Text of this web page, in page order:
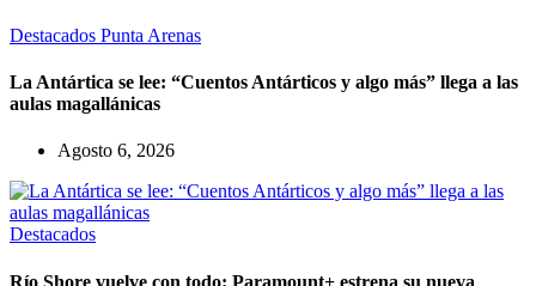
Destacados Punta Arenas
La Antártica se lee: “Cuentos Antárticos y algo más” llega a las
aulas magallánicas
Agosto 6, 2026
Destacados
Río Shore vuelve con todo: Paramount+ estrena su nueva